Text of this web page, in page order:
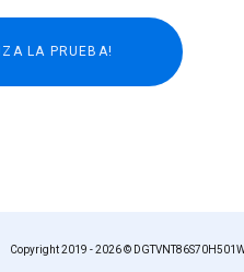
Copyright 2019 - 2026 ©